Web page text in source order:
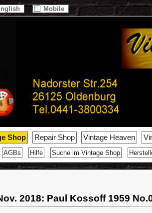
Mobile
Shop Repair Shop Vintage Heaven
AGBs Hilfe Suche im Vintage Shop
2018: Paul Kossoff 1959